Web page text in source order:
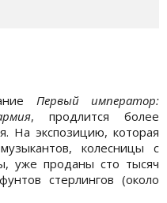
Первый император:
, продлится более
На экспозицию, которая
колесницы с
уже проданы сто тысяч
стерлингов (около